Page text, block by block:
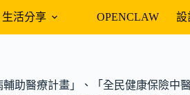
生活分享 OPENCLAW 設
助醫療計畫」、「全民健康保險